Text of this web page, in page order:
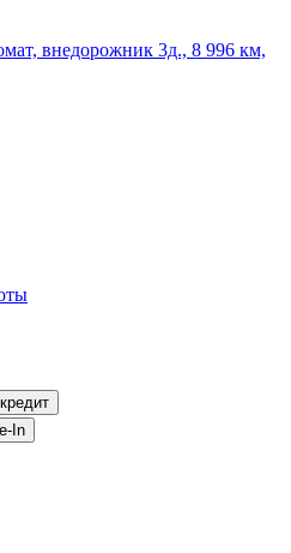
внедорожник 3д., 8 996 км,
In